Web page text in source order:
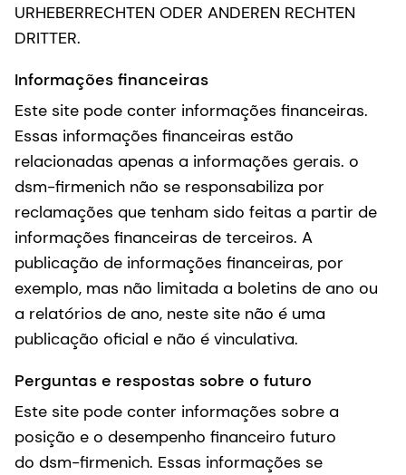
URHEBERRECHTEN ODER ANDEREN RECHTEN
DRITTER.
Informações financeiras
Este site pode conter informações financeiras.
Essas informações financeiras estão
relacionadas apenas a informações gerais. o
dsm-firmenich não se responsabiliza por
reclamações que tenham sido feitas a partir de
informações financeiras de terceiros. A
publicação de informações financeiras, por
exemplo, mas não limitada a boletins de ano ou
a relatórios de ano, neste site não é uma
publicação oficial e não é vinculativa.
Perguntas e respostas sobre o futuro
Este site pode conter informações sobre a
posição e o desempenho financeiro futuro
do dsm-firmenich. Essas informações se